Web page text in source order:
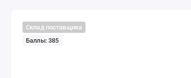
Склад поставщика
Баллы: 385